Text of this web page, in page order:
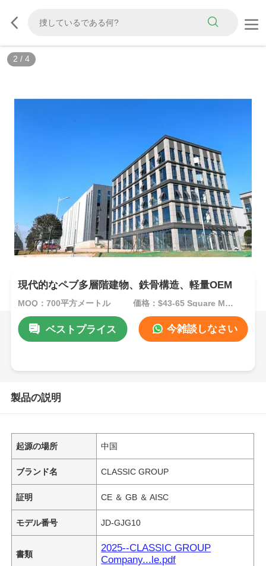
2 / 4
現代的なペブ多層階建物、鉄骨構造、軽量OEM
MOQ：700平方メートル 価格：$43-65 Square Meters
ベストプライス 今雑談しなさい
製品の説明
起源の場所 中国
ブランド名 CLASSIC GROUP
証明 CE ＆ GB ＆ AISC
モデル番号 JD-GJG10
書類
2025--CLASSIC GROUP
Company...le.pdf